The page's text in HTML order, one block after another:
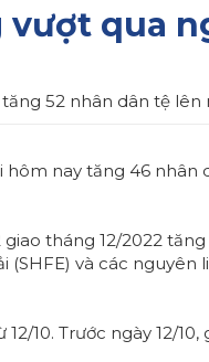
qua
52 nhân dân tệ lên
nay tăng 46
tháng 12/2022
và các
10. Trước ngày 12/